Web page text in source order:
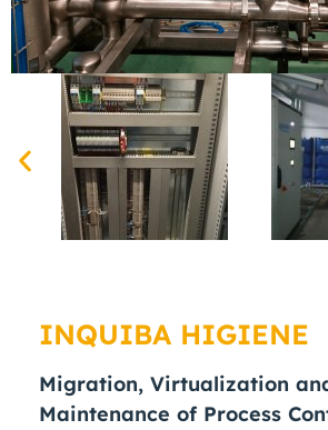
INQUIBA HIGIENE
Migration, Virtualization
Maintenance of Process